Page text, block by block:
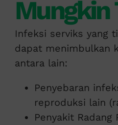
Mungkin
Infeksi serviks yang
dapat menimbulkan
antara lain:
Penyebaran
reproduksi lain
Penyakit Radang